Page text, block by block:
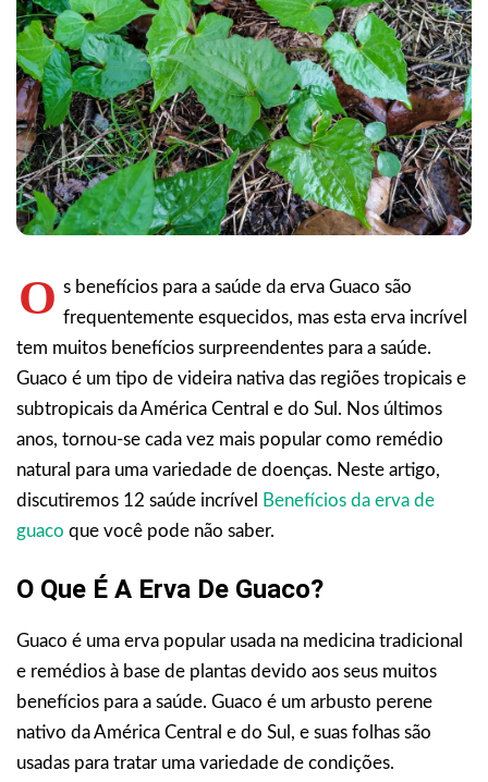
O s benefícios para a saúde da erva Guaco são
frequentemente esquecidos, mas esta erva incrível
tem muitos benefícios surpreendentes para a saúde.
Guaco é um tipo de videira nativa das regiões tropicais e
subtropicais da América Central e do Sul. Nos últimos
anos, tornou-se cada vez mais popular como remédio
natural para uma variedade de doenças. Neste artigo,
discutiremos 12 saúde incrível
Benefícios da erva de
guaco que você pode não saber.
O Que É A Erva De Guaco?
Guaco é uma erva popular usada na medicina tradicional
e remédios à base de plantas devido aos seus muitos
benefícios para a saúde. Guaco é um arbusto perene
nativo da América Central e do Sul, e suas folhas são
usadas para tratar uma variedade de condições.